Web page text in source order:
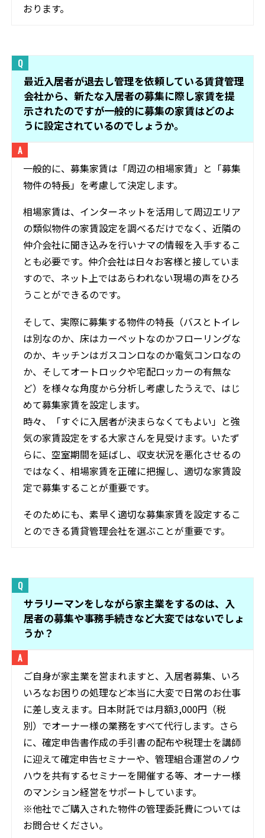
おります。
最近入居者が退去し管理を依頼している賃貸管理
会社から、新たな入居者の募集に際し家賃を提
示されたのですが一般的に募集の家賃はどのよ
うに設定されているのでしょうか。
一般的に、募集家賃は「周辺の相場家賃」と「募集
物件の特長」を考慮して決定します。
相場家賃は、インターネットを活用して周辺エリア
の類似物件の家賃設定を調べるだけでなく、近隣の
仲介会社に聞き込みを行いナマの情報を入手するこ
とも必要です。仲介会社は日々お客様と接していま
すので、ネット上ではあらわれない現場の声をひろ
うことができるのです。
そして、実際に募集する物件の特長（バスとトイレ
は別なのか、床はカーペットなのかフローリングな
のか、キッチンはガスコンロなのか電気コンロなの
か、そしてオートロックや宅配ロッカーの有無な
ど）を様々な角度から分析し考慮したうえで、はじ
めて募集家賃を設定します。
時々、「すぐに入居者が決まらなくてもよい」と強
気の家賃設定をする大家さんを見受けます。いたず
らに、空室期間を延ばし、収支状況を悪化させるの
ではなく、相場家賃を正確に把握し、適切な家賃設
定で募集することが重要です。
そのためにも、素早く適切な募集家賃を設定するこ
とのできる賃貸管理会社を選ぶことが重要です。
サラリーマンをしながら家主業をするのは、入
居者の募集や事務手続きなど大変ではないでしょ
うか？
ご自身が家主業を営まれますと、入居者募集、いろ
いろなお困りの処理など本当に大変で日常のお仕事
に差し支えます。日本財託では月額3,000円（税
別）でオーナー様の業務をすべて代行します。さら
に、確定申告書作成の手引書の配布や税理士を講師
に迎えて確定申告セミナーや、管理組合運営のノウ
ハウを共有するセミナーを開催する等、オーナー様
のマンション経営をサポートしています。
※他社でご購入された物件の管理委託費については
お問合せください。